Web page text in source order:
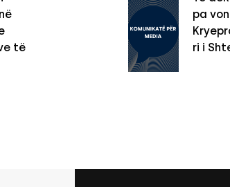
të
pa
ri i